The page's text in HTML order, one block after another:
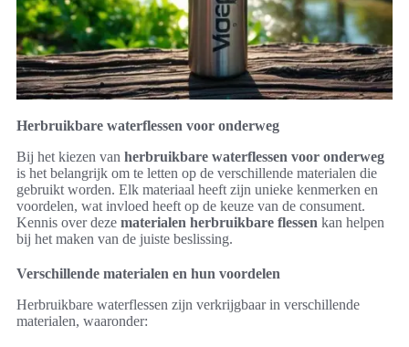
Herbruikbare waterflessen voor onderweg
Bij het kiezen van herbruikbare waterflessen voor onderweg
is het belangrijk om te letten op de verschillende materialen die
gebruikt worden. Elk materiaal heeft zijn unieke kenmerken en
voordelen, wat invloed heeft op de keuze van de consument.
Kennis over deze materialen herbruikbare flessen kan helpen
bij het maken van de juiste beslissing.
Verschillende materialen en hun voordelen
Herbruikbare waterflessen zijn verkrijgbaar in verschillende
materialen, waaronder: